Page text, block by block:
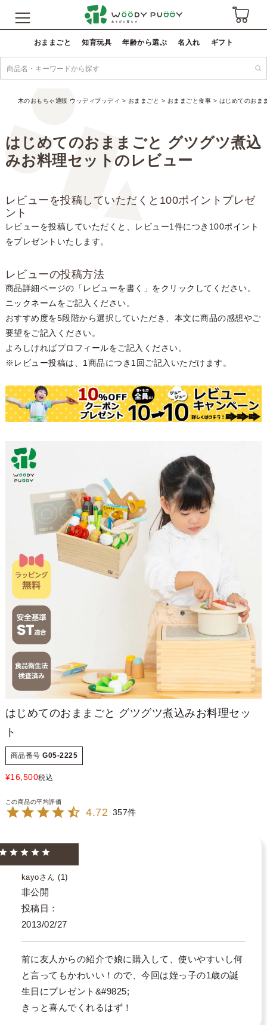
おままごと 知育玩具 年齢から選ぶ 名入れ ギフト
木のおもちゃ通販 ウッディプッディ おままごと おままごと食事 はじめてのおま
はじめてのおままごと グツグツ煮込
みお料理セットのレビュー
レビューを投稿していただくと100ポイントプレゼ
ント
レビューを投稿していただくと、レビュー1件につき100ポイント
をプレゼントいたします。
レビューの投稿方法
商品詳細ページの「レビューを書く」をクリックしてください。
ニックネームをご記入ください。
おすすめ度を5段階から選択していただき、本文に商品の感想やご
要望をご記入ください。
よろしければプロフィールをご記入ください。
※レビュー投稿は、1商品につき1回ご記入いただけます。
はじめてのおままごと グツグツ煮込みお料理セッ
ト
商品番号 G05-2225
¥16,500税込
4.72 357
kayo 1
非公開
投稿日
2013/02/27
前に友人からの紹介で娘に購入して、使いやすいし何
と言ってもかわいい！ので、今回は姪っ子の1歳の誕
生日にプレゼント&#9825;
きっと喜んでくれるはず！